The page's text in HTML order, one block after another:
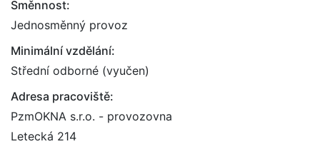
Směnnost:
Jednosměnný provoz
Minimální vzdělání:
Střední odborné (vyučen)
Adresa pracoviště:
PzmOKNA s.r.o. - provozovna
Letecká 214